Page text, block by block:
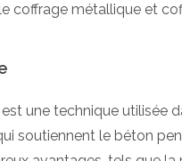
coffrage métallique et
une technique utilisée
soutiennent le béton